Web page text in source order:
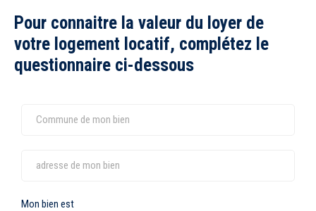
Pour connaitre la valeur du loyer de
votre logement locatif, complétez le
questionnaire ci-dessous
Mon bien est